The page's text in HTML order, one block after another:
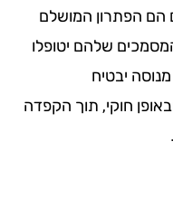
המושלם
שלהם יטופלו
יבטיח
חוקי, תוך הקפדה